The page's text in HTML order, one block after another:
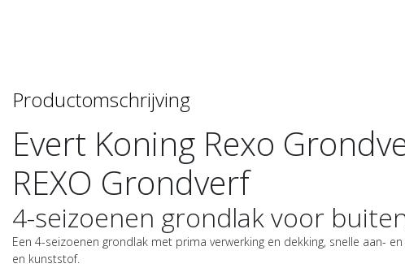
Productomschrijving
Evert Koning Rexo
REXO Grondverf
4-seizoenen grondlak voor
Een 4-seizoenen grondlak met prima verwerking en dekking, snelle aan-
en kunststof.